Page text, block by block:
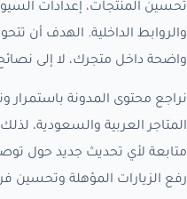
تحسين المنتجات، إعدادات
والروابط الداخلية. الهدف أن
واضحة داخل متجرك، لا إلى
نراجع محتوى المدونة
المتاجر العربية والسعودية،
متابعة لأي تحديث جديد حول
رفع الزيارات المؤهلة وتحسين